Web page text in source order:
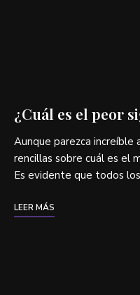
¿Cuál es el peor
Aunque parezca increíble
rencillas sobre cuál es el
Es evidente que todos
LEER MÁS